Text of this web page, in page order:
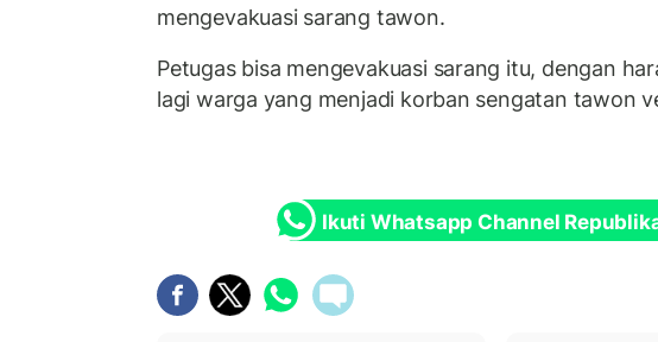
mengevakuasi sarang tawon.
Petugas bisa mengevakuasi sarang itu, dengan
lagi warga yang menjadi korban sengatan tawon
Ikuti Whatsapp Channel